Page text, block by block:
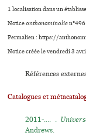
1 localisation dans un
Noticeanthonominalien°496.
Permalien : https://
Notice créée le vendredi 3
Références
Catalogues et
2011-.... .
Andrews.